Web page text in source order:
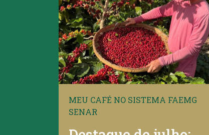
MEU CAFÉ NO SISTEMA FAEMG
SENAR